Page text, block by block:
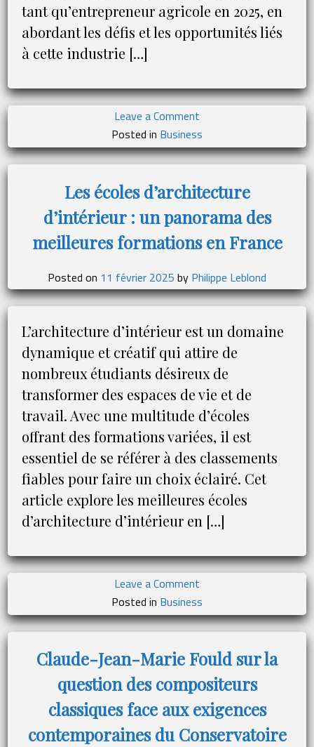
tant qu’entrepreneur agricole en 2025, en
abordant les défis et les opportunités liés
à cette industrie […]
Leave a Comment
Devenir
entrepreneur
en
agriculture
en
2025
défis
opportunités
Posted in Business
Les écoles d’architecture
d’intérieur : un panorama des
meilleures formations en France
Posted on 11 février 2025 by Philippe Leblond
L’architecture d’intérieur est un domaine
dynamique et créatif qui attire de
nombreux étudiants désireux de
transformer des espaces de vie et de
travail. Avec une multitude d’écoles
offrant des formations variées, il est
essentiel de se référer à des classements
fiables pour faire un choix éclairé. Cet
article explore les meilleures écoles
d’architecture d’intérieur en […]
Leave a Comment
Les
écoles
d’architecture
d’intérieur
:
un
panorama
des
meilleures
Posted in Business
Claude-Jean-Marie Fould sur la
question des compositeurs
classiques face aux exigences
contemporaines du Conservatoire